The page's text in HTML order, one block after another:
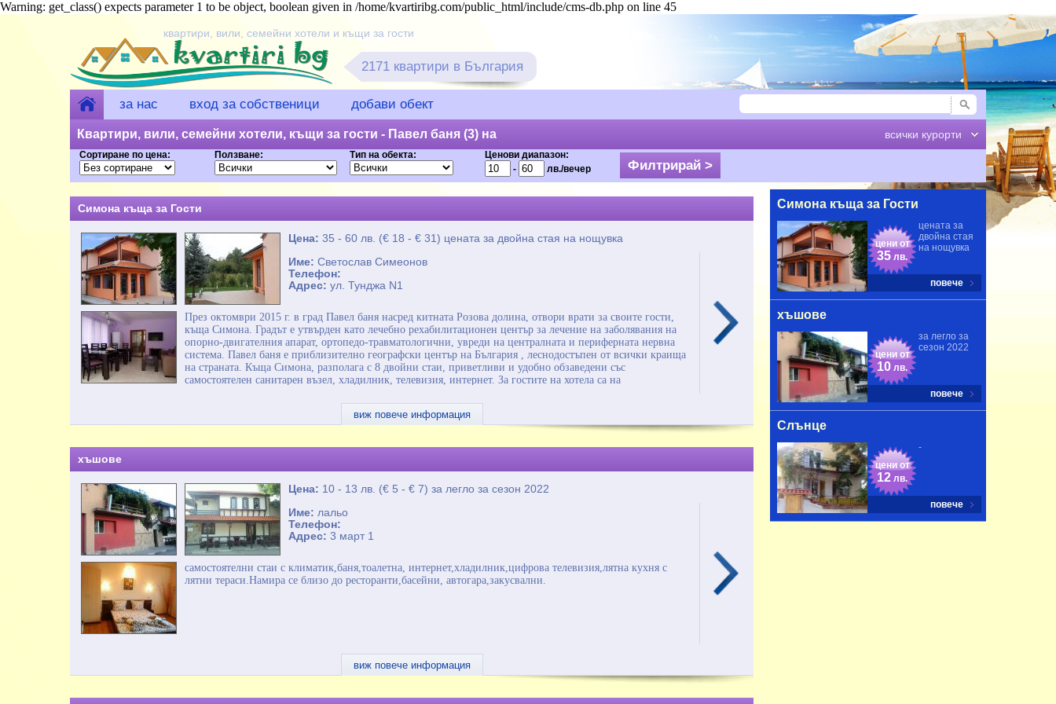
Warning: get_class() expects parameter 1 to be object, boolean given in /home/kvartiribg.com/public_html/include/cms-db.php on line 45
квартири, вили, семейни хотели и къщи за гости
2171 квартири в България
за нас вход за собственици добави обект
Квартири, вили, семейни хотели, къщи за гости - Павел баня (3) на
цени от 10 лв.
всички курорти
Сортиране по цена: Ползване: Тип на обекта:
Ценови диапазон:
-
лв./вечер
Симона къща за Гости
Цена:35 - 60 лв. (€ 18 - € 31) ценaта за двойна стая на нощувка
Име:Светослав Симеонов
Телефон:
Адрес:ул. Тунджа N1
През октомври 2015 г. в град Павел баня насред китната Розова долина, отвори врати за своите гости,
къща Симона. Градът е утвърден като лечебно рехабилитационен център за лечение на заболявания на
опорно-двигателния апарат, ортопедо-травматологични, увреди на централната и периферната нервна
система. Павел баня е приблизително географски център на България , леснодостъпен от всички краища
на страната. Къща Симона, разполага с 8 двойни стаи, приветливи и удобно обзаведени със
самостоятелен санитарен възел, хладилник, телевизия, интернет. За гостите на хотела са на
много зеленина подходяща за спортни игри, слънчеви бани и почивка с интересна книга. Къща
Симона, Павел Баня разполага с леглова база от 16 места.
виж повече информация
хъшове
Цена: 10 - 13 лв. (€ 5 - € 7) за легло за сезон 2022
Име: лальо
Телефон:
Адрес:3 март 1
самостоятелни стаи с климатик,баня,тоалетна, интернет,хладилник,цифрова телевизия,лятна кухня с
лятни тераси.Намира се близо до ресторанти,басейни, автогара,закусвални.
виж повече информация
Симона къща за Гости
ценaта за
двойна стая
на нощувка
цени от
35 лв.
повече
хъшове
за легло за
сезон 2022
цени от
10 лв.
повече
Слънце
-
цени от
12 лв.
повече